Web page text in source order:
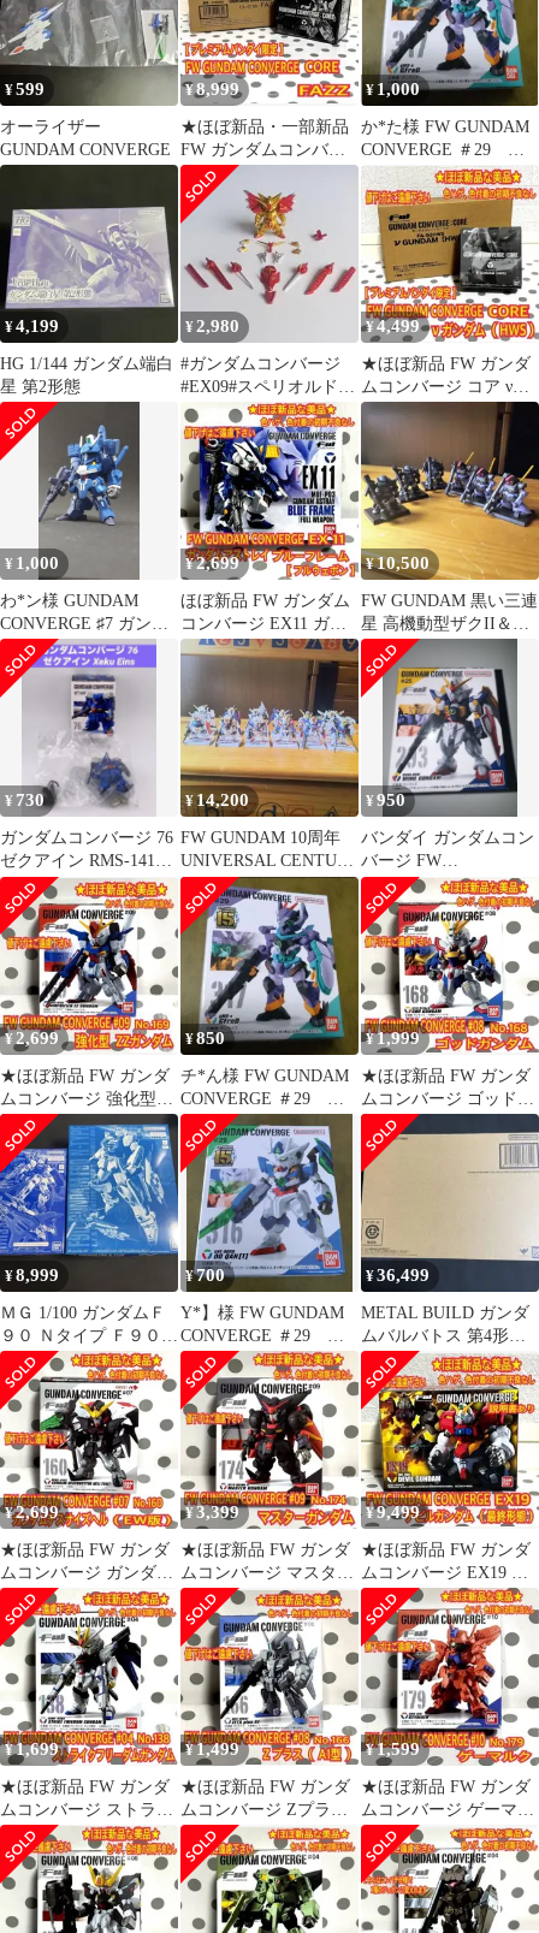
¥599
オーライザー
GUNDAM CONVERGE
¥8,999
★ほぼ新品・一部新品
FW ガンダムコンバー
ジ コア FAZZ
¥ 1,000
か*た様 FW GUNDAM
CONVERGE ＃29
◯GFreD
¥4,199
HG 1/144 ガンダム端白
星 第2形態
¥2,980
#ガンダムコンバージ
#EX09#スペリオルドラ
ゴン
#GUNDAMCONVERGE
¥ 4,499
★ほぼ新品 FW ガンダ
ムコンバージ コア νガ
ンダム HWS
¥ 1,000
わ*ン様 GUNDAM
CONVERGE ♯7 ガンダ
ムMk-V
¥2,699
ほぼ新品 FW ガンダム
コンバージ EX11 ガン
ダムアストレイ ブルー
¥10,500
FW GUNDAM 黒い三連
星 高機動型ザクII＆ド
ムセット
¥ 730
ガンダムコンバージ 76
ゼクアイン RMS-141
Xeku Eins FW
¥14,200
FW GUNDAM 10周年
UNIVERSAL CENTURY
ANOTHER
¥950
バンダイ ガンダムコン
バージ FW
GUNDAMCONVERGE
♯25 293
¥2,699
★ほぼ新品 FW ガンダ
ムコンバージ 強化型
ZZガンダム
¥850
チ*ん様 FW GUNDAM
CONVERGE ＃29
◯GFreD
¥1,999
★ほぼ新品 FW ガンダ
ムコンバージ ゴッドガ
ンダム
¥8,999
ＭＧ 1/100 ガンダムＦ
９０ Ｎタイプ Ｆ９０用
ミッションパック Ｐタ
イプ
¥700
Y*】様 FW GUNDAM
CONVERGE ＃29 ◯
ダブルオークアンタ
¥36,499
METAL BUILD ガンダ
ムバルバトス 第4形態
ブーメランメイス
¥2,699
★ほぼ新品 FW ガンダ
ムコンバージ ガンダム
デスサイズヘル EW版
¥3,399
★ほぼ新品 FW ガンダ
ムコンバージ マスター
ガンダム
¥9,499
★ほぼ新品 FW ガンダ
ムコンバージ EX19 デ
ビルガンダム 最終形態
¥1,699
★ほぼ新品 FW ガンダ
ムコンバージ ストライ
クフリーダムガンダム
¥1,499
★ほぼ新品 FW ガンダ
ムコンバージ Zプラス
A1型
¥1,599
★ほぼ新品 FW ガンダ
ムコンバージ ゲーマル
ク